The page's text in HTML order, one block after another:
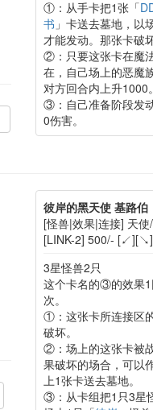
①：从手卡把1张「
书 」卡送去墓地，以
才能发动。那张卡破坏
②：只要这张卡在魔
在，自己场上的恶魔
对方回合内上升1000。
③：自己准备阶段发
0伤害。
彼岸的黑天使 基路伯
[怪兽|效果|连接] 天使
[LINK-2] 500/- [↙][↘]
3星怪兽2只
这个卡名的③的效果1
次。
①：这张卡所连接区
破坏。
②：场上的这张卡被
果破坏的场合，可以
上1张卡送去墓地。
③：从卡组把1只3星